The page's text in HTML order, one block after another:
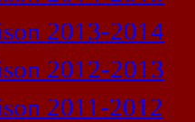
2013-2014
2012-2013
2011-2012